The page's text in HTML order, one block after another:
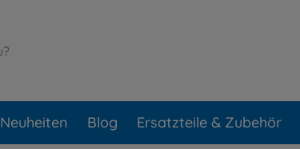
Neuheiten Blog Ersatzteile & Zubehör